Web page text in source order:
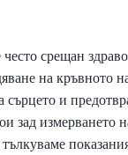
срещан
на кръвното
сърцето и
зад